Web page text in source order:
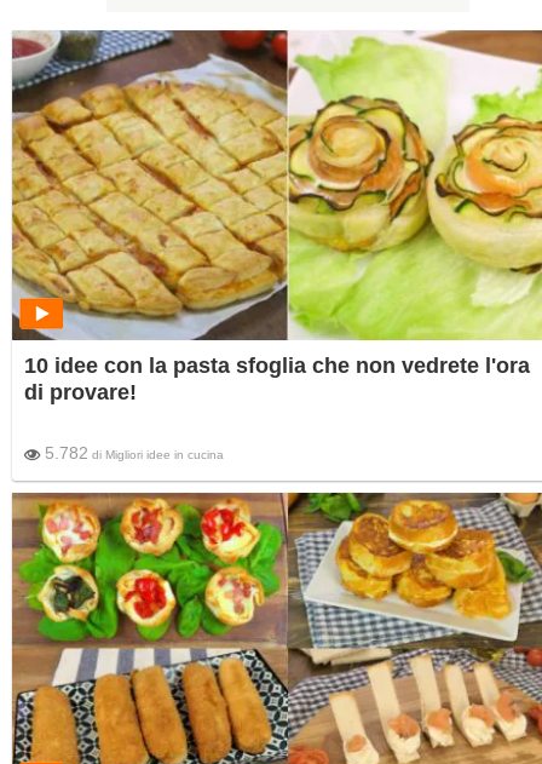
10 idee con la pasta sfoglia che non vedrete l'ora
di provare!
5.782 di Migliori idee in cucina